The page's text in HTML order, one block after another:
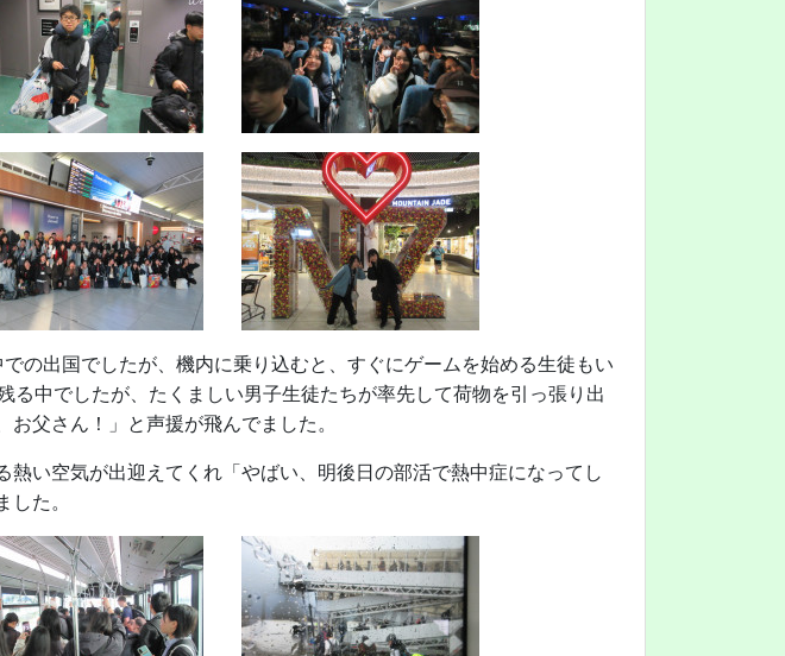
の出国でしたが、機内に乗り込むと、すぐにゲームを始める生徒もい
る中でしたが、たくましい男子生徒たちが率先して荷物を引っ張り出
父さん！」と声援が飛んでました。
熱い空気が出迎えてくれ「やばい、明後日の部活で熱中症になってし
した。